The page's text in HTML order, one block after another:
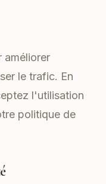
améliorer
le trafic. En
l'utilisation
politique de